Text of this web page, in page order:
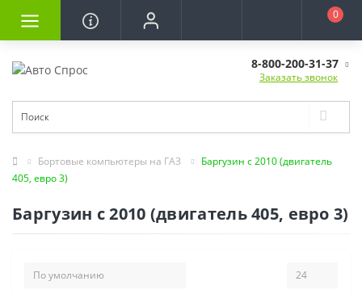
0
8-800-200-31-37
Заказать звонок
Бортовые компьютеры на ГАЗ
Баргузин с 2010 (двигатель
405, евро 3)
Баргузин с 2010 (двигатель 405, евро 3)